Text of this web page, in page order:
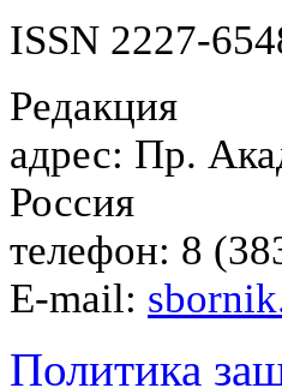
ISSN 2227-
Редакция
адрес: Пр.
Россия
телефон: 8
E-mail:
Политика